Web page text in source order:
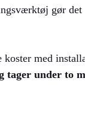
gør
koster med
tager under to